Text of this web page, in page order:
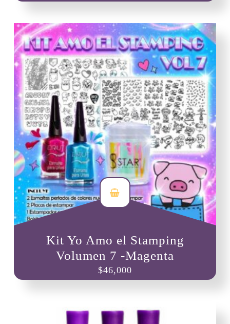
Kit Yo Amo el Stamping
Volumen 7 -Magenta
$46,000